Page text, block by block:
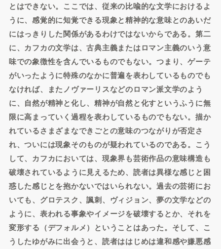
とはできない。ここでは、従来の比喩的な文学におけるよ
うに、感覚的に知覚できる現象と精神的な意味とのあいだ
にはっきりした関係があるわけではないからである。第二
に、カフカの文学は、古典主義またはロマン主義のいう意
味での象徴性を含んでいるものでもない。つまり、ゲーテ
がいったように特殊のなかに普遍を表わしているものでも
なければ、またノヴァーリスなどのロマン派文学のよう
に、自然が精神と化し、精神が自然と化すというふうに無
限に高まっていく過程を表わしているものでもない。描か
れているさまざまなできごとの意味のつながりが否定さ
れ、ついには現象そのものが疑われているのである。こう
して、カフカにおいては、現象界も芸術作品の意味構造も
破壊されているように見えるため、読者は異様な感じと困
惑した感じとを抱かないではいられない。過去の芸術にお
いても、グロテスク、諷刺、ヴィジョン、夢の文学などの
ように、表われる事象やイメージを破壊するとか、それを
変形する（デフォルメ）ということはあった。そして、こ
うしたゆがみに出会うと、読者ははじめは違和感や嫌悪感